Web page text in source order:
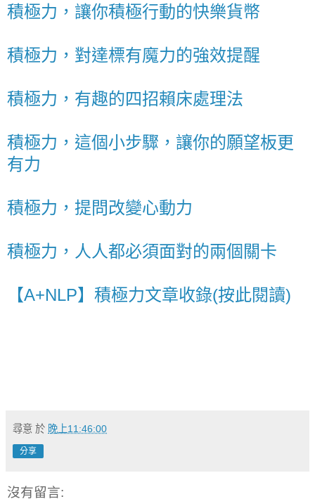
積極力，讓你積極行動的快樂貨幣
積極力，對達標有魔力的強效提醒
積極力，有趣的四招賴床處理法
積極力，這個小步驟，讓你的願望板更
有力
積極力，提問改變心動力
積極力，人人都必須面對的兩個關卡
【A+NLP】積極力文章收錄(按此閱讀)
尋意 於 晚上11:46:00
分享
沒有留言: